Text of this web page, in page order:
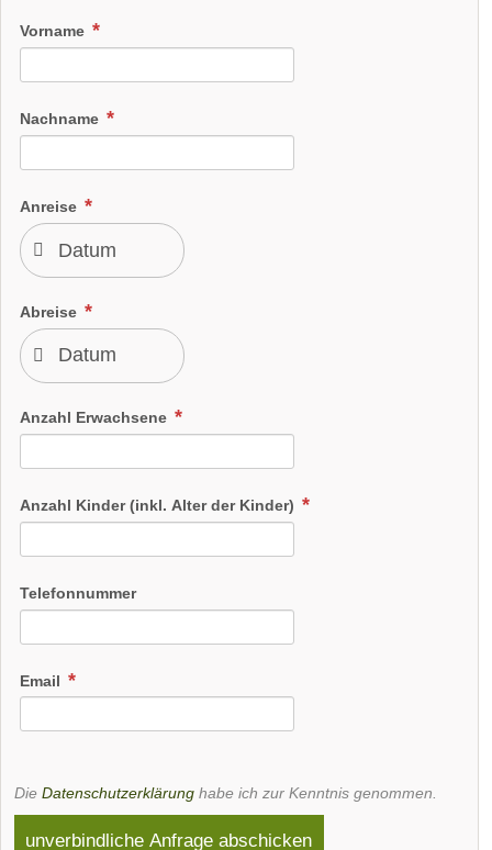
Vorname
Nachname
Anreise
Abreise
Anzahl Erwachsene
Anzahl Kinder (inkl. Alter der Kinder)
Telefonnummer
Email
Die Datenschutzerklärung habe ich zur Kenntnis genommen.
unverbindliche Anfrage abschicken